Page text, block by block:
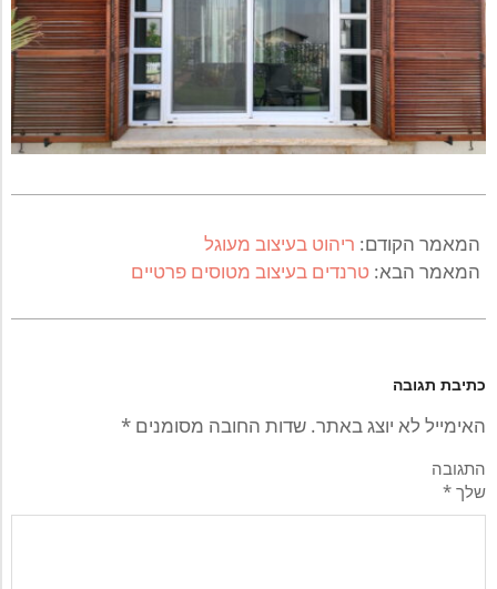
04-
25
המאמר הקודם: ריהוט בעיצוב מעוגל
המאמר הבא: טרנדים בעיצוב מטוסים פרטיים
כתיבת תגובה
האימייל לא יוצג באתר. שדות החובה מסומנים *
התגובה
שלך *